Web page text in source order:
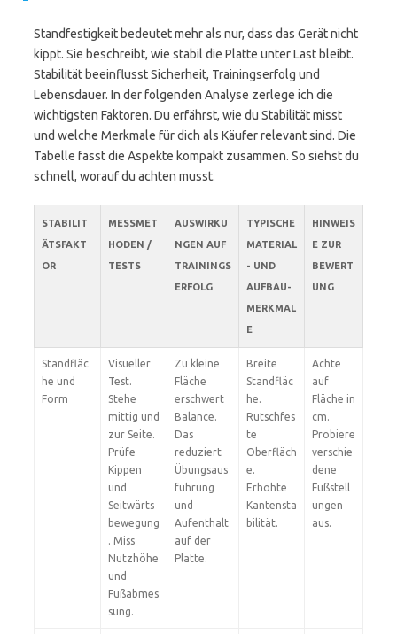
Standfestigkeit bedeutet mehr als nur, dass das Gerät nicht
kippt. Sie beschreibt, wie stabil die Platte unter Last bleibt.
Stabilität beeinflusst Sicherheit, Trainingserfolg und
Lebensdauer. In der folgenden Analyse zerlege ich die
wichtigsten Faktoren. Du erfährst, wie du Stabilität misst
und welche Merkmale für dich als Käufer relevant sind. Die
Tabelle fasst die Aspekte kompakt zusammen. So siehst du
schnell, worauf du achten musst.
STABILIT
ÄTSFAKT
OR
MESSMET
HODEN /
TESTS
AUSWIRKU
NGEN AUF
TRAININGS
ERFOLG
TYPISCHE
MATERIAL
- UND
AUFBAU-
MERKMAL
E
HINWEIS
E ZUR
BEWERT
UNG
Standfläc
he und
Form
Visueller
Test.
Stehe
mittig und
zur Seite.
Prüfe
Kippen
und
Seitwärts
bewegung
. Miss
Nutzhöhe
und
Fußabmes
sung.
Zu kleine
Fläche
erschwert
Balance.
Das
reduziert
Übungsaus
führung
und
Aufenthalt
auf der
Platte.
Breite
Standfläc
he.
Rutschfes
te
Oberfläch
e.
Erhöhte
Kantensta
bilität.
Achte
auf
Fläche in
cm.
Probiere
verschie
dene
Fußstell
ungen
aus.